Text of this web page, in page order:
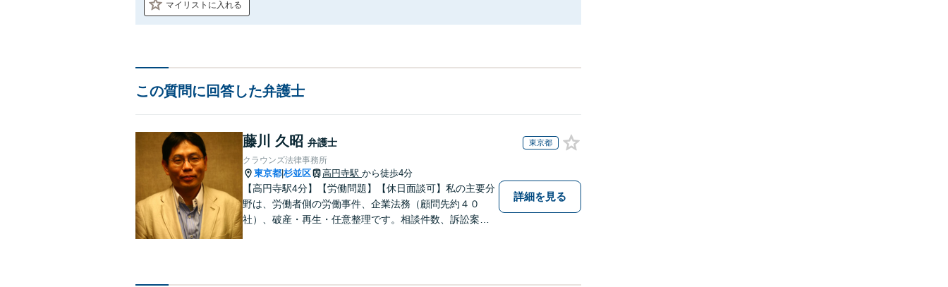
マイリストに入れる
この質問に回答した弁護士
藤川 久昭 弁護士 東京都
クラウンズ法律事務所
東京都 杉並区 高円寺駅 から徒歩4分
【高円寺駅4分】【労働問題】【休日面談可】私の主要分
野は、労働者側の労働事件、企業法務（顧問先約４０
社）、破産・再生・任意整理です。相談件数、訴訟案
詳細を見る